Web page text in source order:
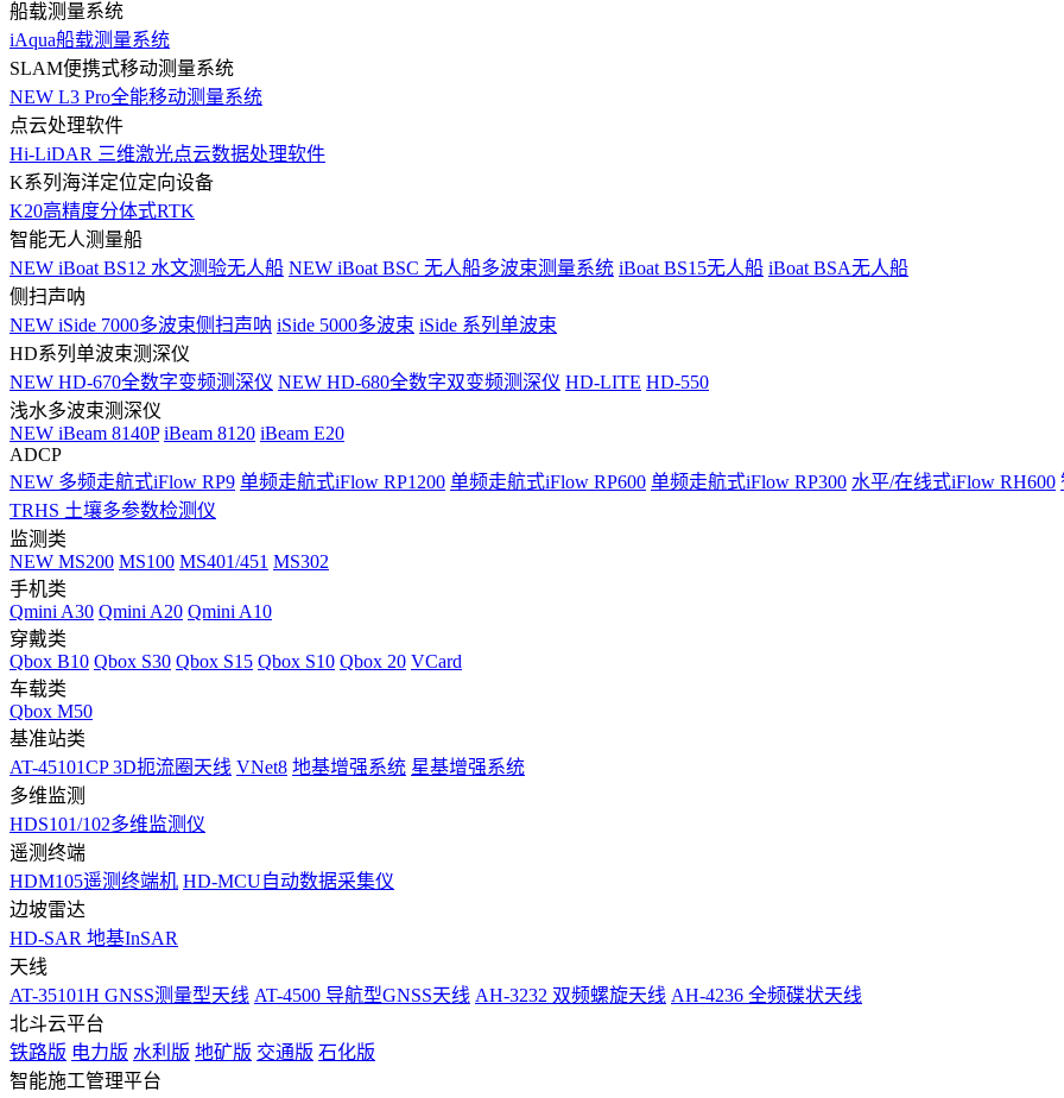
船载测量系统
iAqua船载测量系统
SLAM便携式移动测量系统
NEW L3 Pro全能移动测量系统
点云处理软件
Hi-LiDAR 三维激光点云数据处理软件
K系列海洋定位定向设备
K20高精度分体式RTK
智能无人测量船
NEW iBoat BS12 水文测验无人船 NEW iBoat BSC 无人船多波束测量系统 iBoat BS15无人船 iBoat BSA无人船
侧扫声呐
NEW iSide 7000多波束侧扫声呐 iSide 5000多波束 iSide 系列单波束
HD系列单波束测深仪
NEW HD-670全数字变频测深仪 NEW HD-680全数字双变频测深仪 HD-LITE HD-550
浅水多波束测深仪
NEW iBeam 8140P iBeam 8120 iBeam E20
ADCP
NEW 多频走航式iFlow RP9 单频走航式iFlow RP1200 单频走航式iFlow RP600 单频走航式iFlow RP300 水平/在线式iFlow RH600
TRHS 土壤多参数检测仪
监测类
NEW MS200 MS100 MS401/451 MS302
手机类
Qmini A30 Qmini A20 Qmini A10
穿戴类
Qbox B10 Qbox S30 Qbox S15 Qbox S10 Qbox 20 VCard
车载类
Qbox M50
基准站类
AT-45101CP 3D扼流圈天线 VNet8 地基增强系统 星基增强系统
多维监测
HDS101/102多维监测仪
遥测终端
HDM105遥测终端机 HD-MCU自动数据采集仪
边坡雷达
HD-SAR 地基InSAR
天线
AT-35101H GNSS测量型天线 AT-4500 导航型GNSS天线 AH-3232 双频螺旋天线 AH-4236 全频碟状天线
北斗云平台
铁路版 电力版 水利版 地矿版 交通版 石化版
智能施工管理平台